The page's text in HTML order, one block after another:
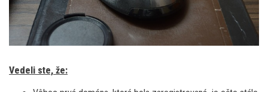
Vedeli ste, že: